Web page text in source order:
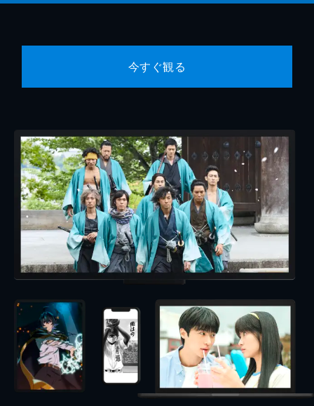
今すぐ観る